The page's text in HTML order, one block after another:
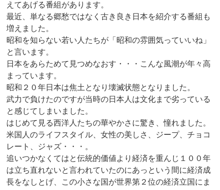
えてあげる番組があります。
最近、単なる郷愁ではなく古き良き日本を紹介する番組も
増えました。
昭和を知らない若い人たちが「昭和の雰囲気っていいね」
と言います。
日本をあらためて見つめなおす・・・こんな風潮が年々高
まっています。
昭和２０年日本は焦土となり壊滅状態となりました。
武力で負けたのですが当時の日本人は文化まで劣っている
と感じてしまいました。
はじめて見る西洋人たちの華やかさに驚き、憧れました。
米国人のライフスタイル、女性の美しさ、ジープ、チョコ
レート、ジャズ・・・。
追いつかなくてはと伝統的価値より経済を重んじ１００年
は立ち直れないと言われていたのにあっという間に経済成
長をなしとげ、この小さな国が世界第２位の経済立国にま